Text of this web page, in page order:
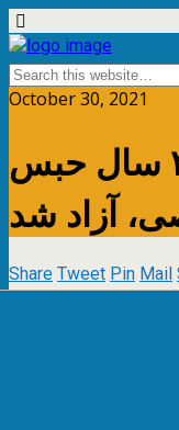
October 30, 2021
سعید سنگر پس از ۲۱ سال حبس
آزاد شد
ShareTweetPinMail